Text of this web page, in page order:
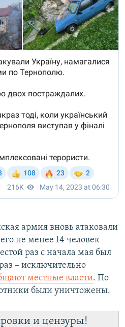
армия вновь атаковали
не менее 14 человек
раз с начала мая был
– исключительно
местные власти. По
были уничтожены.
и цензуры!